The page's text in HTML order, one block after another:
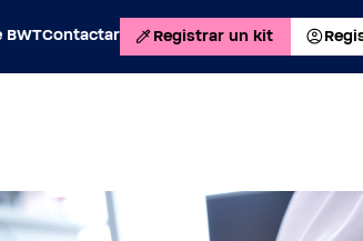
BWTContactar Registrar un kit